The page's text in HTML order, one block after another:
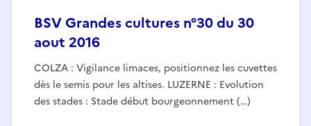
BSV Grandes cultures n°30 du 30
aout 2016
COLZA : Vigilance limaces, positionnez les cuvettes
dès le semis pour les altises. LUZERNE : Evolution
des stades : Stade début bourgeonnement (…)